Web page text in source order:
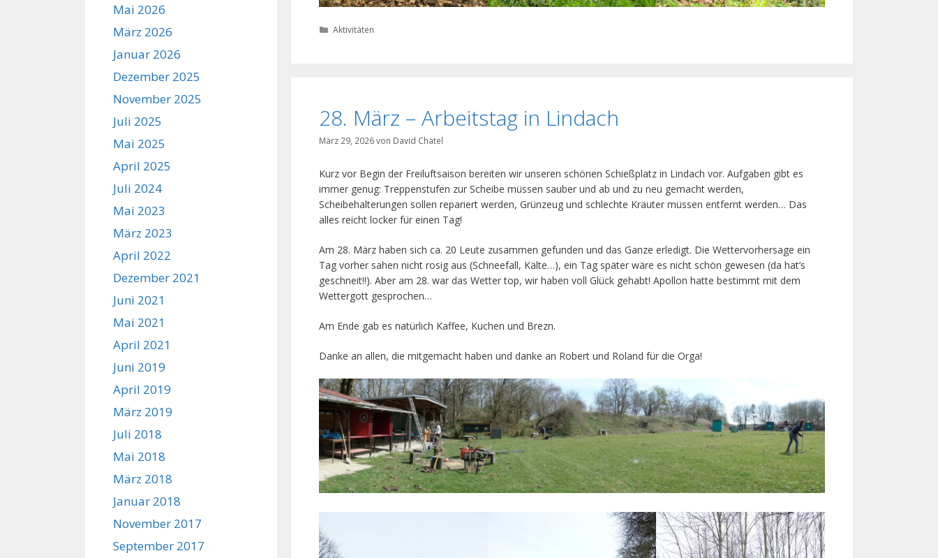
Kategorien
Aktivitäten
28. März – Arbeitstag in Lindach
März 29, 2026von David Chatel
Kurz vor Begin der Freiluftsaison bereiten wir unseren schönen Schießplatz in Lindach vor. Aufgaben gibt es
immer genug: Treppenstufen zur Scheibe müssen sauber und ab und zu neu gemacht werden,
Scheibehalterungen sollen repariert werden, Grünzeug und schlechte Kräuter müssen entfernt werden… Das
alles reicht locker für einen Tag!
Am 28. März haben sich ca. 20 Leute zusammen gefunden und das Ganze erledigt. Die Wettervorhersage ein
Tag vorher sahen nicht rosig aus (Schneefall, Kälte…), ein Tag später wäre es nicht schön gewesen (da hat’s
geschneit!!). Aber am 28. war das Wetter top, wir haben voll Glück gehabt! Apollon hatte bestimmt mit dem
Wettergott gesprochen…
Am Ende gab es natürlich Kaffee, Kuchen und Brezn.
Danke an allen, die mitgemacht haben und danke an Robert und Roland für die Orga!
Mai 2026
März 2026
Januar 2026
Dezember 2025
November 2025
Juli 2025
Mai 2025
April 2025
Juli 2024
Mai 2023
März 2023
April 2022
Dezember 2021
Juni 2021
Mai 2021
April 2021
Juni 2019
April 2019
März 2019
Juli 2018
Mai 2018
März 2018
Januar 2018
November 2017
September 2017